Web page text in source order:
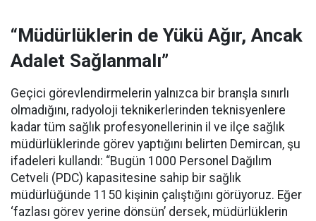
“Müdürlüklerin de Yükü Ağır, Ancak
Adalet Sağlanmalı”
Geçici görevlendirmelerin yalnızca bir branşla sınırlı
olmadığını, radyoloji teknikerlerinden teknisyenlere
kadar tüm sağlık profesyonellerinin il ve ilçe sağlık
müdürlüklerinde görev yaptığını belirten Demircan, şu
ifadeleri kullandı: “Bugün 1000 Personel Dağılım
Cetveli (PDC) kapasitesine sahip bir sağlık
müdürlüğünde 1150 kişinin çalıştığını görüyoruz. Eğer
‘fazlası görev yerine dönsün’ dersek, müdürlüklerin